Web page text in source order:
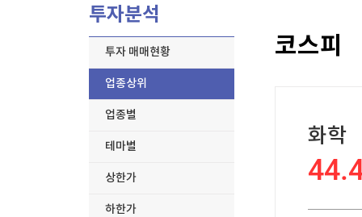
"나야, '흑백요리사' 시즌3"
[온에어] 코인 마켓워치
월가 헤지펀드도 노렸다…美 'AI 보이스피싱 주
한국경제TV
머니팜 모닝라이브
굿모닝 작전
오늘장 뭐사지?
[오후5시] 뉴스플러스
증권
글로벌경제
투자분석
투자 매매현황
업종상위
업종별
테마별
상한가
하한가
코스피
화학